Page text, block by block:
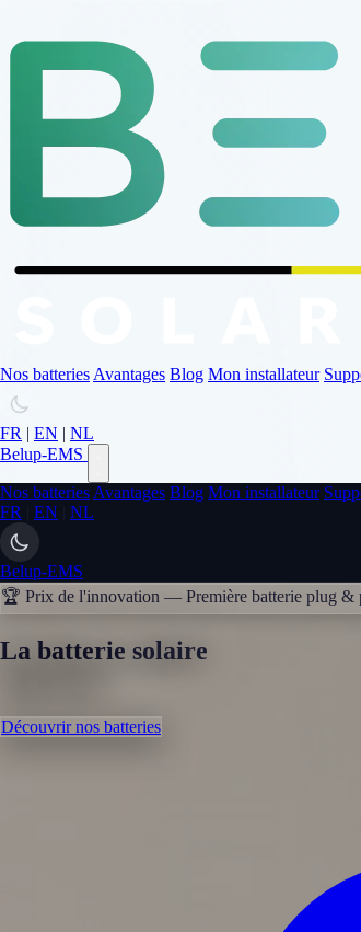
Nos batteries Avantages Blog Mon installateur
FR | EN | NL
Belup-EMS
Nos batteries Avantages Blog Mon installateur
FR
EN NL
Belup-EMS
🏆 Prix de l'innovation — Première batterie plug &
La batterie solaire
Découvrir nos batteries